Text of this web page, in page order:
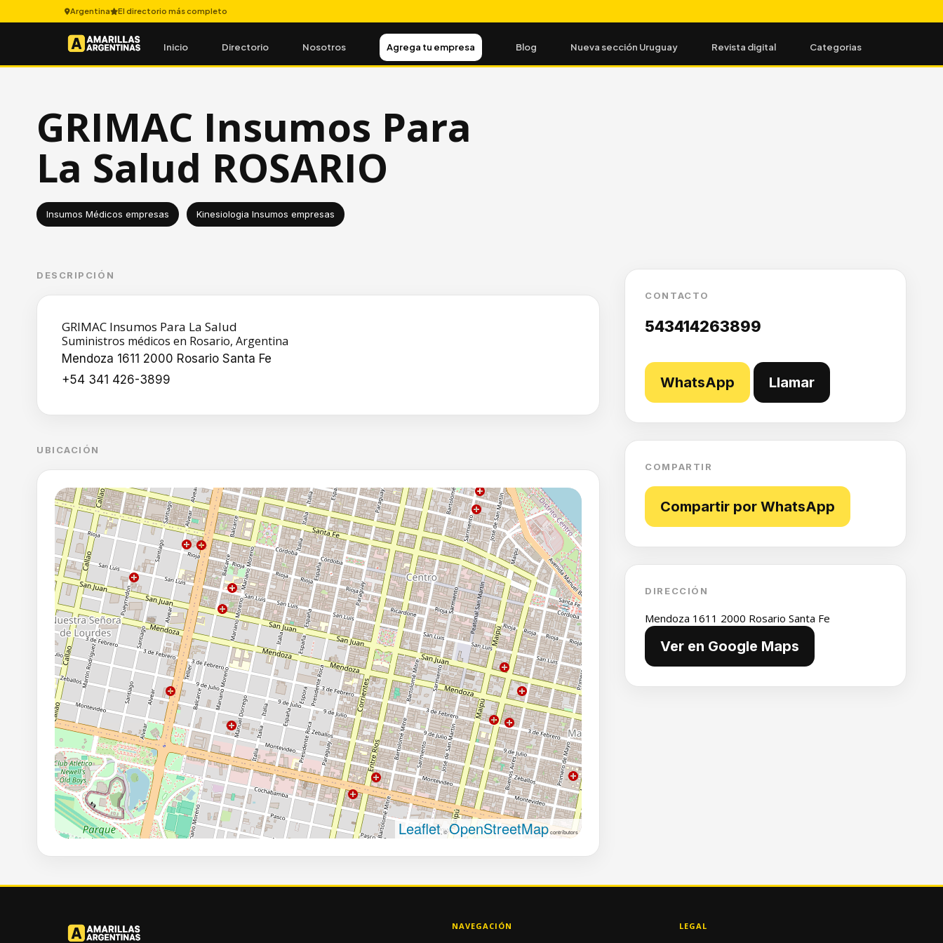
Argentina El directorio más completo
Inicio Directorio Nosotros Agrega tu empresa Blog Nueva sección Uruguay Revista digital Categorias
GRIMAC Insumos Para
La Salud ROSARIO
Insumos Médicos empresas Kinesiologia Insumos empresas
DESCRIPCIÓN
GRIMAC Insumos Para La Salud
Suministros médicos en Rosario, Argentina
Mendoza 1611 2000 Rosario Santa Fe
+54 341 426-3899
UBICACIÓN
Leaflet, ©OpenStreetMapcontributors
CONTACTO
543414263899
WhatsApp Llamar
COMPARTIR
Compartir por WhatsApp
DIRECCIÓN
Mendoza 1611 2000 Rosario Santa Fe
Ver en Google Maps
NAVEGACIÓN LEGAL